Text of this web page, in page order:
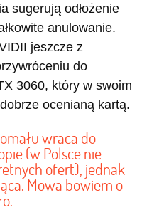
sugerują odłożenie
anulowanie.
jeszcze z
do
3060, który w swoim
ocenianą kartą.
wraca do
(w Polsce nie
ofert), jednak
Mowa bowiem o